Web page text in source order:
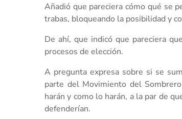
Añadió que pareciera cómo qué se
trabas, bloqueando la posibilidad y
De ahí, que indicó que pareciera
procesos de elección.
A pregunta expresa sobre si se
parte del Movimiento del
harán y como lo harán, a la par de
defenderían.